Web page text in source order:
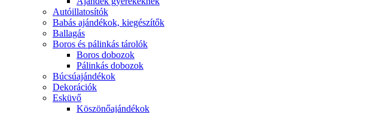
Autóillatosítók
Babás ajándékok, kiegészítők
Ballagás
Boros és pálinkás tárolók
Boros dobozok
Pálinkás dobozok
Búcsúajándékok
Dekorációk
Esküvő
Köszönőajándékok